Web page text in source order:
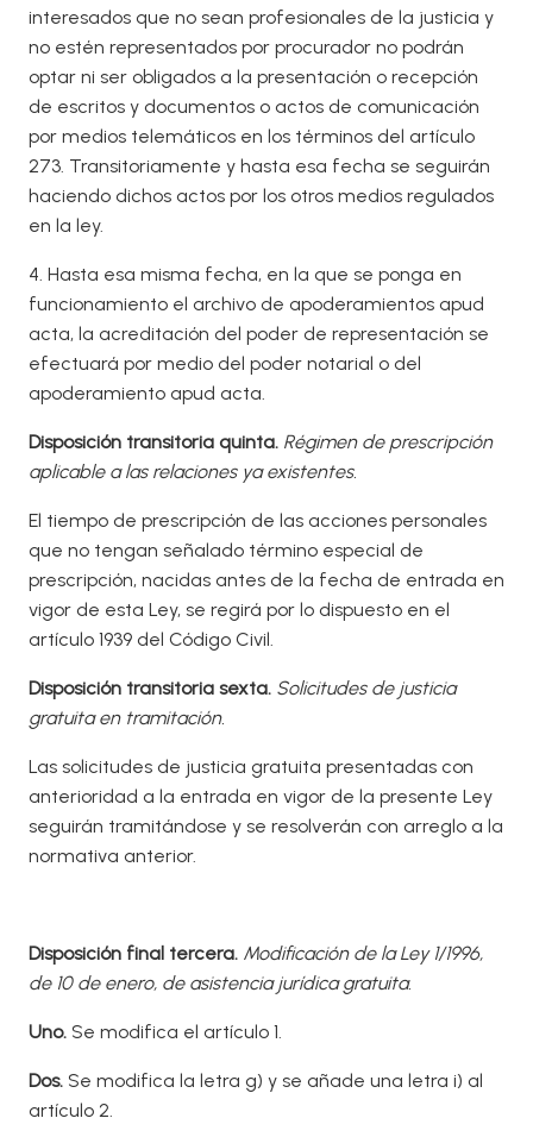
interesados que no sean profesionales de la justicia y
no estén representados por procurador no podrán
optar ni ser obligados a la presentación o recepción
de escritos y documentos o actos de comunicación
por medios telemáticos en los términos del artículo
273. Transitoriamente y hasta esa fecha se seguirán
haciendo dichos actos por los otros medios regulados
en la ley.
4. Hasta esa misma fecha, en la que se ponga en
funcionamiento el archivo de apoderamientos apud
acta, la acreditación del poder de representación se
efectuará por medio del poder notarial o del
apoderamiento apud acta.
Disposición transitoria quinta. Régimen de prescripción
aplicable a las relaciones ya existentes.
El tiempo de prescripción de las acciones personales
que no tengan señalado término especial de
prescripción, nacidas antes de la fecha de entrada en
vigor de esta Ley, se regirá por lo dispuesto en el
artículo 1939 del Código Civil.
Disposición transitoria sexta. Solicitudes de justicia
gratuita en tramitación.
Las solicitudes de justicia gratuita presentadas con
anterioridad a la entrada en vigor de la presente Ley
seguirán tramitándose y se resolverán con arreglo a la
normativa anterior.
Disposición final tercera. Modificación de la Ley 1/1996,
de 10 de enero, de asistencia jurídica gratuita.
Uno. Se modifica el artículo 1.
Dos. Se modifica la letra g) y se añade una letra i) al
artículo 2.